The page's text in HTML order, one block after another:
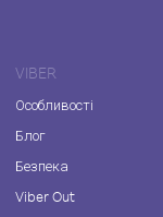
VIBER
Особливості
Блог
Безпека
Viber Out